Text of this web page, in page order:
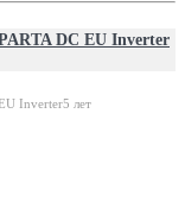
DC EU Inverter
Inverter5 лет